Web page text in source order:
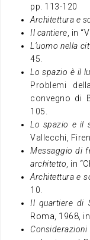
pp. 113-120
Architettura e
Il cantiere, in
L’uomo nella
45.
Lo spazio è il
Problemi
convegno di
105.
Lo spazio e il
Vallecchi,
Messaggio di
architetto, in
Architettura e
10.
Il quartiere di
Roma, 1968,